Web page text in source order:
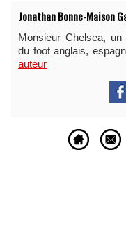
Jonathan Bonne-Maison
Monsieur Chelsea,
du foot anglais,
auteur